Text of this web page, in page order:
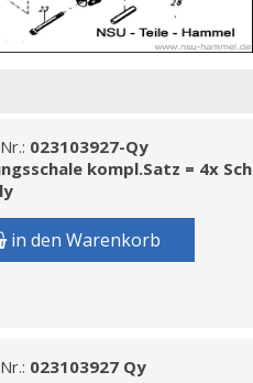
023103927-Qy
kompl.Satz = 4x
in den Warenkorb
023103927 Qy